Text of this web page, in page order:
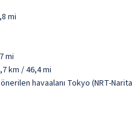
mi
mi
km / 46,4 mi
havaalanı Tokyo (NRT-Narita